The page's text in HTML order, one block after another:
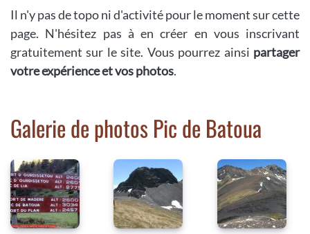
Il n'y pas de topo ni d'activité pour le moment sur cette
page. N'hésitez pas à en créer en vous inscrivant
gratuitement sur le site. Vous pourrez ainsi partager
votre expérience et vos photos.
Galerie de photos Pic de Batoua